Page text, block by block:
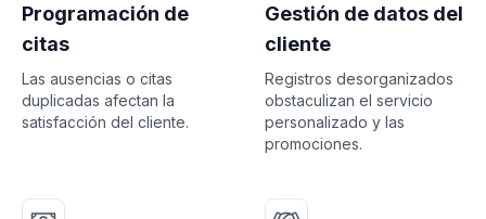
Programación de
citas
Las ausencias o citas
duplicadas afectan la
satisfacción del cliente.
Gestión de datos del
cliente
Registros desorganizados
obstaculizan el servicio
personalizado y las
promociones.